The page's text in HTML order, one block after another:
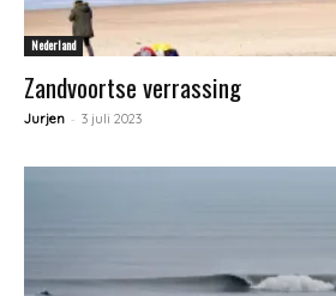
Nederland
Zandvoortse verrassing
Jurjen - 3 juli 2023